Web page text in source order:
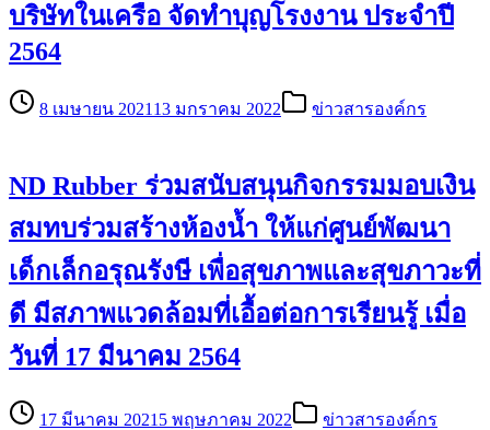
บริษัทในเครือ จัดทำบุญโรงงาน ประจำปี
2564
8 เมษายน 2021 13 มกราคม 2022 ข่าวสารองค์กร
ND Rubber ร่วมสนับสนุนกิจกรรมมอบเงิน
สมทบร่วมสร้างห้องน้ำ ให้แก่ศูนย์พัฒนา
เด็กเล็กอรุณรังษี เพื่อสุขภาพและสุขภาวะที่
ดี มีสภาพแวดล้อมที่เอื้อต่อการเรียนรู้ เมื่อ
วันที่ 17 มีนาคม 2564
17 มีนาคม 2021 5 พฤษภาคม 2022 ข่าวสารองค์กร